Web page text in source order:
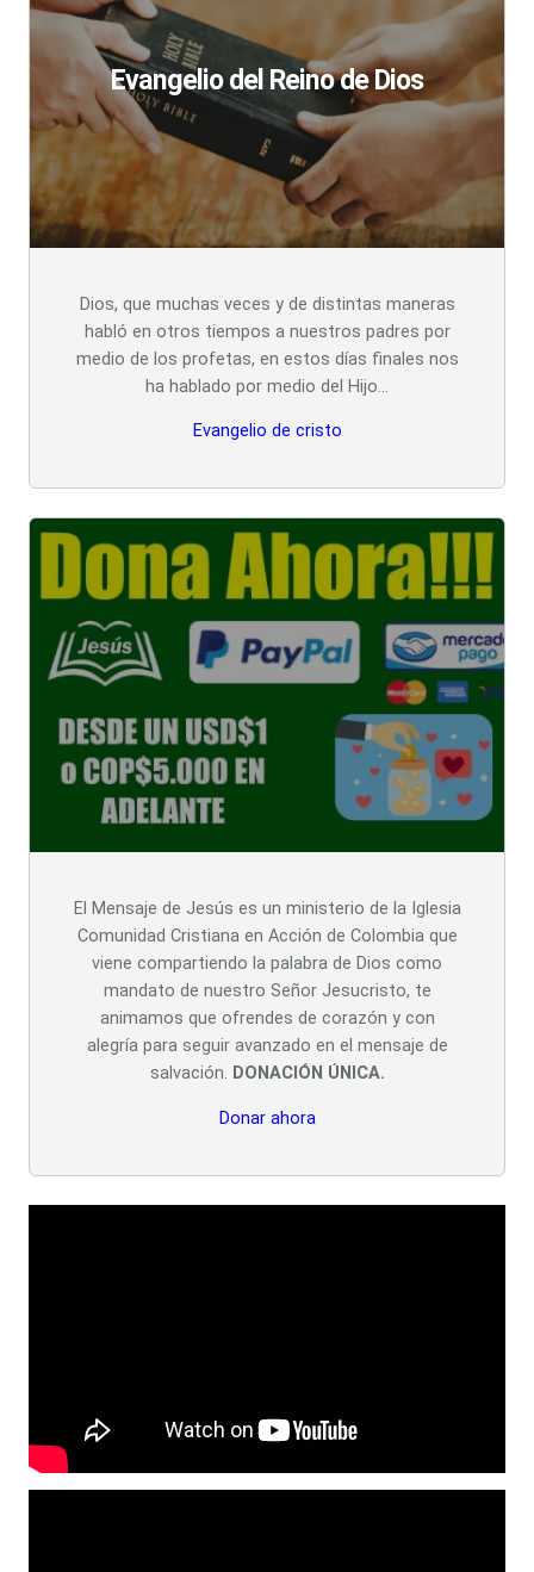
Evangelio del Reino de Dios
Dios, que muchas veces y de distintas maneras
habló en otros tiempos a nuestros padres por
medio de los profetas, en estos días finales nos
ha hablado por medio del Hijo…
Evangelio de cristo
El Mensaje de Jesús es un ministerio de la Iglesia
Comunidad Cristiana en Acción de Colombia que
viene compartiendo la palabra de Dios como
mandato de nuestro Señor Jesucristo, te
animamos que ofrendes de corazón y con
alegría para seguir avanzado en el mensaje de
salvación. DONACIÓN ÚNICA.
Donar ahora